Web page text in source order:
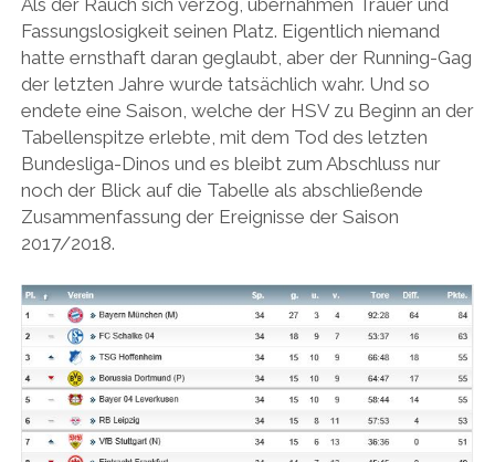
Fassungslosigkeit seinen Platz. Eigentlich niemand
hatte ernsthaft daran geglaubt, aber der Running-Gag
der letzten Jahre wurde tatsächlich wahr. Und so
endete eine Saison, welche der HSV zu Beginn an der
Tabellenspitze erlebte, mit dem Tod des letzten
Bundesliga-Dinos und es bleibt zum Abschluss nur
noch der Blick auf die Tabelle als abschließende
Zusammenfassung der Ereignisse der Saison
2017/2018.